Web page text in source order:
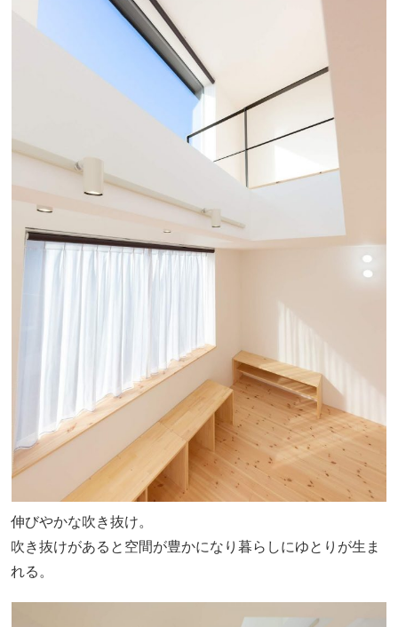
伸びやかな吹き抜け。
吹き抜けがあると空間が豊かになり暮らしにゆとりが生ま
れる。